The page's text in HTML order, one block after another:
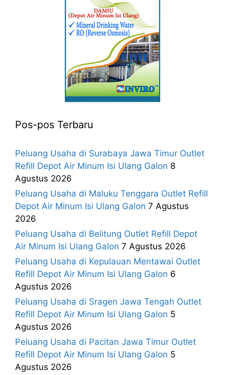
Pos-pos Terbaru
Peluang Usaha di Surabaya Jawa Timur Outlet
Refill Depot Air Minum Isi Ulang Galon 8
Agustus 2026
Peluang Usaha di Maluku Tenggara Outlet Refill
Depot Air Minum Isi Ulang Galon 7 Agustus
2026
Peluang Usaha di Belitung Outlet Refill Depot
Air Minum Isi Ulang Galon 7 Agustus 2026
Peluang Usaha di Kepulauan Mentawai Outlet
Refill Depot Air Minum Isi Ulang Galon 6
Agustus 2026
Peluang Usaha di Sragen Jawa Tengah Outlet
Refill Depot Air Minum Isi Ulang Galon 5
Agustus 2026
Peluang Usaha di Pacitan Jawa Timur Outlet
Refill Depot Air Minum Isi Ulang Galon 5
Agustus 2026